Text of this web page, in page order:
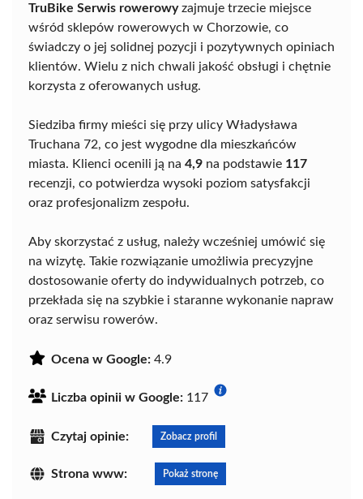
TruBike Serwis rowerowyzajmuje trzecie miejsce
wśród sklepów rowerowych w Chorzowie, co
świadczy o jej solidnej pozycji i pozytywnych opiniach
klientów. Wielu z nich chwali jakość obsługi i chętnie
korzysta z oferowanych usług.
Siedziba firmy mieści się przy ulicy Władysława
Truchana 72, co jest wygodne dla mieszkańców
miasta. Klienci ocenili ją na 4,9 na podstawie 117
recenzji, co potwierdza wysoki poziom satysfakcji
oraz profesjonalizm zespołu.
Aby skorzystać z usług, należy wcześniej umówić się
na wizytę. Takie rozwiązanie umożliwia precyzyjne
dostosowanie oferty do indywidualnych potrzeb, co
przekłada się na szybkie i staranne wykonanie napraw
oraz serwisu rowerów.
Ocena w Google: 4.9
Liczba opinii w Google: 117
Czytaj opinie: Zobacz profil
Strona www: Pokaż stronę